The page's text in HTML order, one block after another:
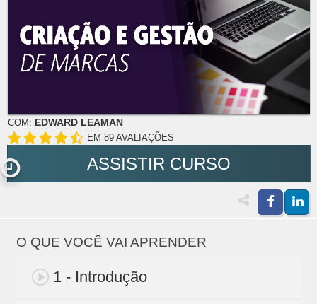
COM: EDWARD LEAMAN
EM 89 AVALIAÇÕES
ASSISTIR CURSO
O QUE VOCÊ VAI APRENDER
1 - Introdução